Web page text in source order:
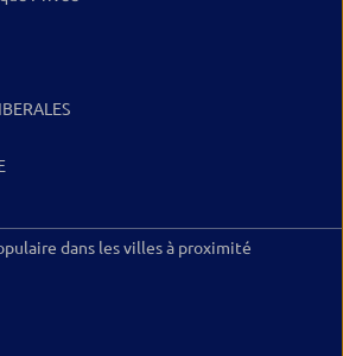
dans les villes à proximité